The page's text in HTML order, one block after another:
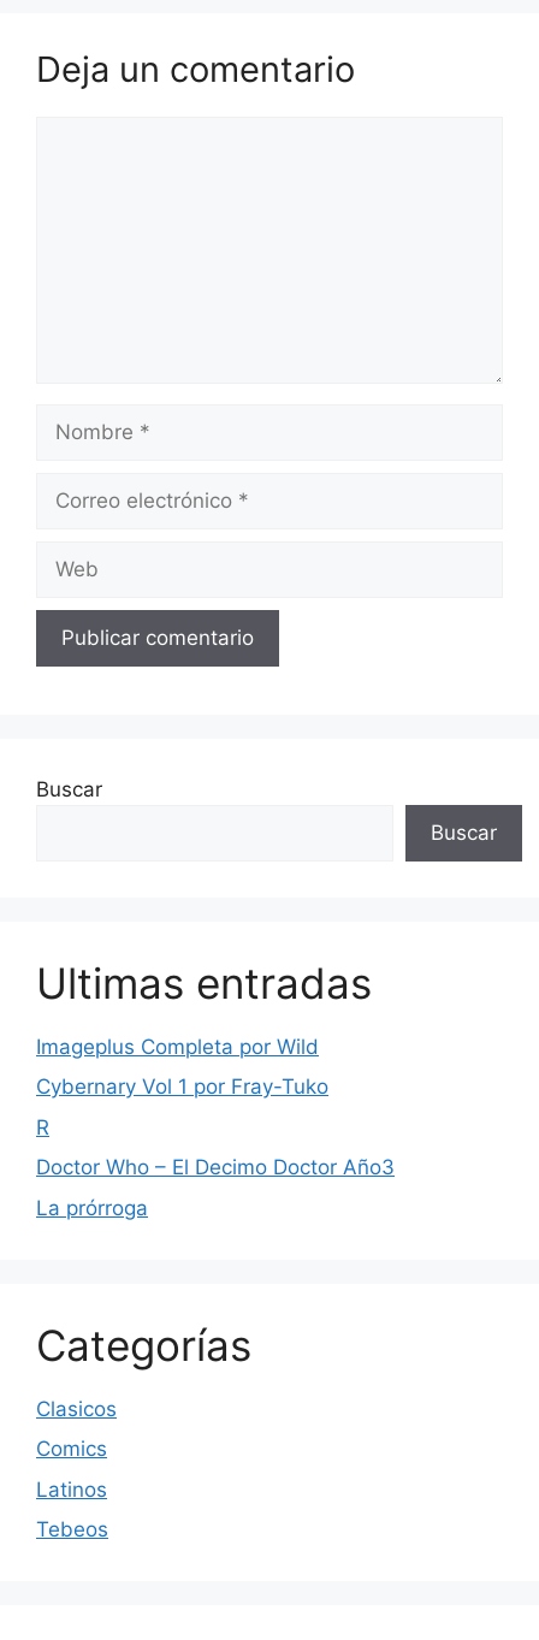
Deja un comentario
electrónico
Buscar
Buscar
Ultimas entradas
Imageplus Completa por Wild
Cybernary Vol 1 por Fray-Tuko
R
Doctor Who – El Decimo Doctor Año3
La prórroga
Categorías
Clasicos
Comics
Latinos
Tebeos